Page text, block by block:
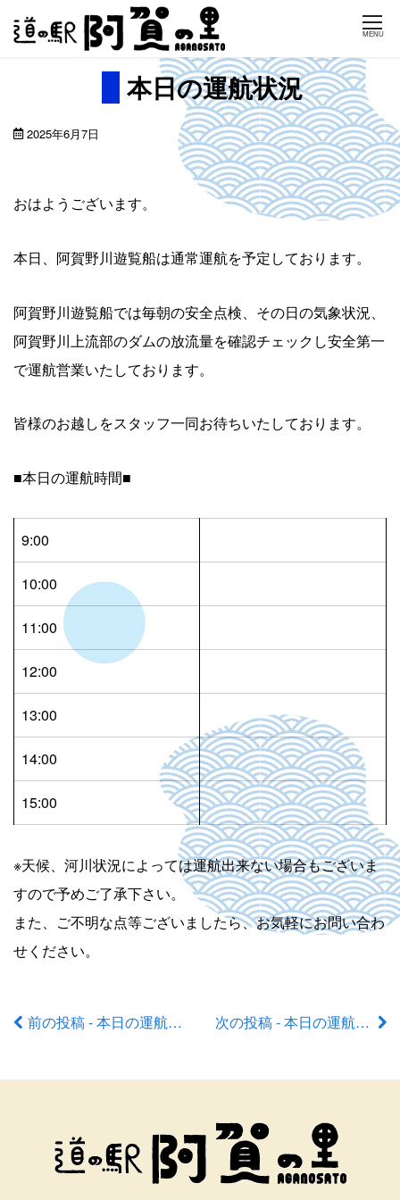
Skip
MENU
本日の運航状況
2025年6月7日
おはようございます。
本日、阿賀野川遊覧船は通常運航を予定しております。
阿賀野川遊覧船では毎朝の安全点検、その日の気象状況、
阿賀野川上流部のダムの放流量を確認チェックし安全第一
で運航営業いたしております。
皆様のお越しをスタッフ一同お待ちいたしております。
■本日の運航時間■
9:00
10:00
11:00
12:00
13:00
14:00
15:00
※天候、河川状況によっては運航出来ない場合もございま
すので予めご了承下さい。
また、ご不明な点等ございましたら、お気軽にお問い合わ
せください。
前前の投稿 - 本日の運航状況 次の投稿 - 本日の運航状況